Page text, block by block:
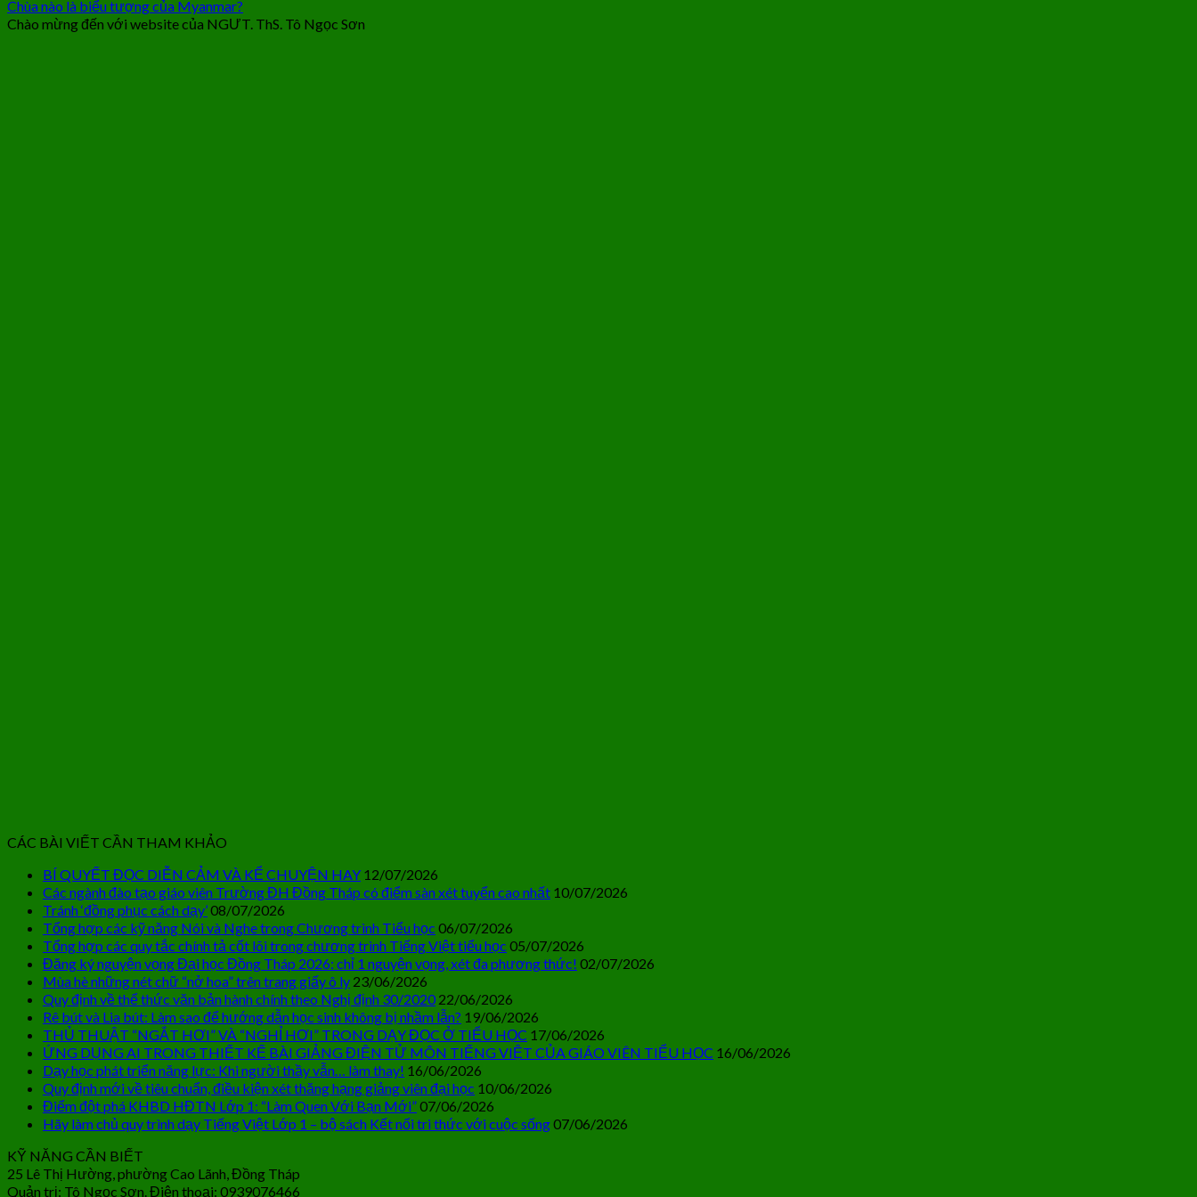
Chùa nào là biểu tượng của Myanmar?
Chào mừng đến với website của NGƯT. ThS. Tô Ngọc Sơn
CÁC BÀI VIẾT CẦN THAM KHẢO
BÍ QUYẾT ĐỌC DIỄN CẢM VÀ KỂ CHUYỆN HAY 12/07/2026
Các ngành đào tạo giáo viên Trường ĐH Đồng Tháp có điểm sàn xét tuyển cao nhất 10/07/2026
Tránh ‘đồng phục cách dạy’08/07/2026
Tổng hợp các kỹ năng Nói và Nghe trong Chương trình Tiểu học 06/07/2026
Tổng hợp các quy tắc chính tả cốt lõi trong chương trình Tiếng Việt tiểu học 05/07/2026
Đăng ký nguyện vọng Đại học Đồng Tháp 2026: chỉ 1 nguyện vọng, xét đa phương thức! 02/07/2026
Mùa hè những nét chữ “nở hoa” trên trang giấy ô ly 23/06/2026
Quy định về thể thức văn bản hành chính theo Nghị định 30/2020 22/06/2026
Rê bút và Lia bút: Làm sao để hướng dẫn học sinh không bị nhầm lẫn? 19/06/2026
THỦ THUẬT “NGẮT HƠI” VÀ “NGHỈ HƠI” TRONG DẠY ĐỌC Ở TIỂU HỌC 17/06/2026
ỨNG DỤNG AI TRONG THIẾT KẾ BÀI GIẢNG ĐIỆN TỬ MÔN TIẾNG VIỆT CỦA GIÁO VIÊN TIỂU HỌC 16/06/2026
Dạy học phát triển năng lực: Khi người thầy vẫn… làm thay! 16/06/2026
Quy định mới về tiêu chuẩn, điều kiện xét thăng hạng giảng viên đại học 10/06/2026
Điểm đột phá KHBD HĐTN Lớp 1: “Làm Quen Với Bạn Mới”07/06/2026
Hãy làm chủ quy trình dạy Tiếng Việt Lớp 1 – bộ sách Kết nối tri thức với cuộc sống07/06/2026
KỸ NĂNG CẦN BIẾT
25 Lê Thị Hường, phường Cao Lãnh, Đồng Tháp
Quản trị: Tô Ngọc Sơn. Điện thoại: 0939076466